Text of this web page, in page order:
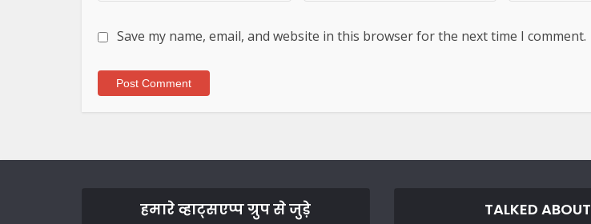
Save my name, email, and website in this browser for the next time I comment.
हमारे व्हाट्सएप्प ग्रुप से जुड़े TALKED ABOUT